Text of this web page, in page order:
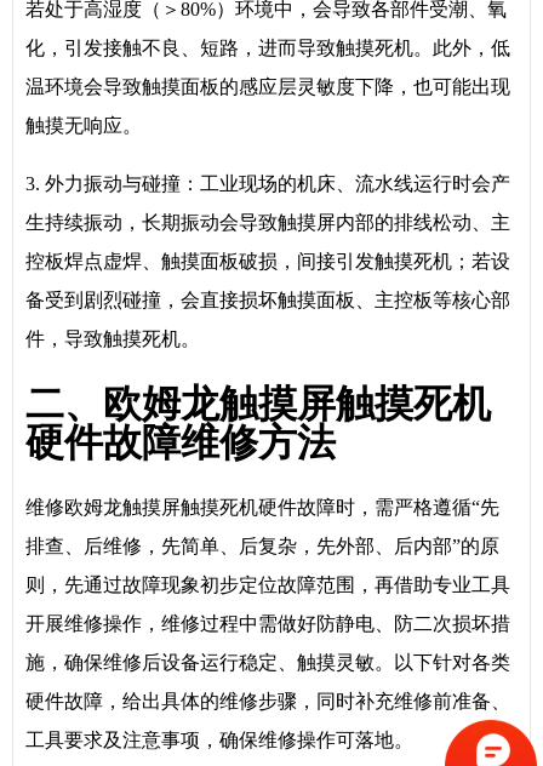
若处于高湿度（＞80%）环境中，会导致各部件受潮、氧
化，引发接触不良、短路，进而导致触摸死机。此外，低
温环境会导致触摸面板的感应层灵敏度下降，也可能出现
触摸无响应。
3. 外力振动与碰撞：工业现场的机床、流水线运行时会产
生持续振动，长期振动会导致触摸屏内部的排线松动、主
控板焊点虚焊、触摸面板破损，间接引发触摸死机；若设
备受到剧烈碰撞，会直接损坏触摸面板、主控板等核心部
件，导致触摸死机。
二、欧姆龙触摸屏触摸死机
硬件故障维修方法
维修欧姆龙触摸屏触摸死机硬件故障时，需严格遵循“先
排查、后维修，先简单、后复杂，先外部、后内部”的原
则，先通过故障现象初步定位故障范围，再借助专业工具
开展维修操作，维修过程中需做好防静电、防二次损坏措
施，确保维修后设备运行稳定、触摸灵敏。以下针对各类
硬件故障，给出具体的维修步骤，同时补充维修前准备、
工具要求及注意事项，确保维修操作可落地。